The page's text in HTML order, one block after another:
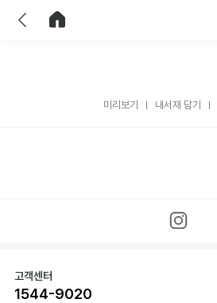
미리보기 내서재 담기
고객센터
1544-9020